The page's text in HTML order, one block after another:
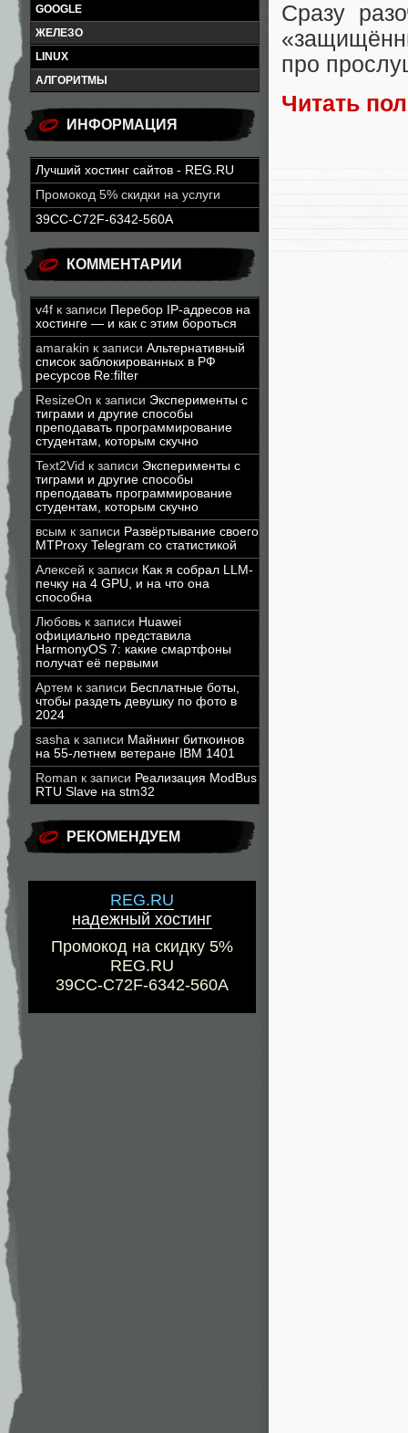
GOOGLE
ЖЕЛЕЗО
LINUX
АЛГОРИТМЫ
ИНФОРМАЦИЯ
Лучший хостинг сайтов - REG.RU
Промокод 5% скидки на услуги
39CC-C72F-6342-560A
КОММЕНТАРИИ
v4f к записи Перебор IP-адресов на
хостинге — и как с этим бороться
amarakin к записи Альтернативный
список заблокированных в РФ
ресурсов Re:filter
ResizeOn к записи Эксперименты с
тиграми и другие способы
преподавать программирование
студентам, которым скучно
Text2Vid к записи Эксперименты с
тиграми и другие способы
преподавать программирование
студентам, которым скучно
всым к записи Развёртывание своего
MTProxy Telegram со статистикой
Алексей к записи Как я собрал LLM-
печку на 4 GPU, и на что она
способна
Любовь к записи Huawei
официально представила
HarmonyOS 7: какие смартфоны
получат её первыми
Артем к записи Бесплатные боты,
чтобы раздеть девушку по фото в
2024
sasha к записи Майнинг биткоинов
на 55-летнем ветеране IBM 1401
Roman к записи Реализация ModBus
RTU Slave на stm32
РЕКОМЕНДУЕМ
REG.RU
надежный хостинг
Промокод на скидку 5%
REG.RU
39CC-C72F-6342-560A
Сразу
про
Читать